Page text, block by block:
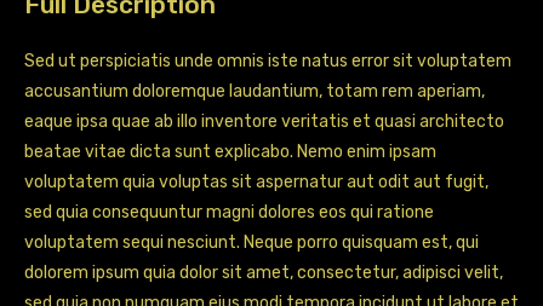
Sed ut perspiciatis unde omnis iste natus error sit voluptatem
accusantium doloremque laudantium, totam rem aperiam,
eaque ipsa quae ab illo inventore veritatis et quasi architecto
beatae vitae dicta sunt explicabo. Nemo enim ipsam
voluptatem quia voluptas sit aspernatur aut odit aut fugit,
sed quia consequuntur magni dolores eos qui ratione
voluptatem sequi nesciunt. Neque porro quisquam est, qui
dolorem ipsum quia dolor sit amet, consectetur, adipisci velit,